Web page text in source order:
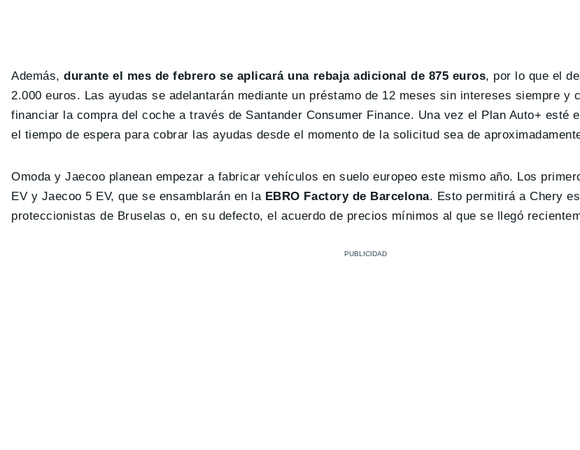
Además, durante el mes de febrero se aplicará una rebaja adicional de 875 euros, por lo que el
2.000 euros. Las ayudas se adelantarán mediante un préstamo de 12 meses sin intereses siempre y
financiar la compra del coche a través de Santander Consumer Finance. Una vez el Plan Auto+ esté
el tiempo de espera para cobrar las ayudas desde el momento de la solicitud sea de
Omoda y Jaecoo planean empezar a fabricar vehículos en suelo europeo este mismo año. Los
EV y Jaecoo 5 EV, que se ensamblarán en la EBRO Factory de Barcelona. Esto permitirá a Chery
proteccionistas de Bruselas o, en su defecto, el acuerdo de precios mínimos al que se llegó